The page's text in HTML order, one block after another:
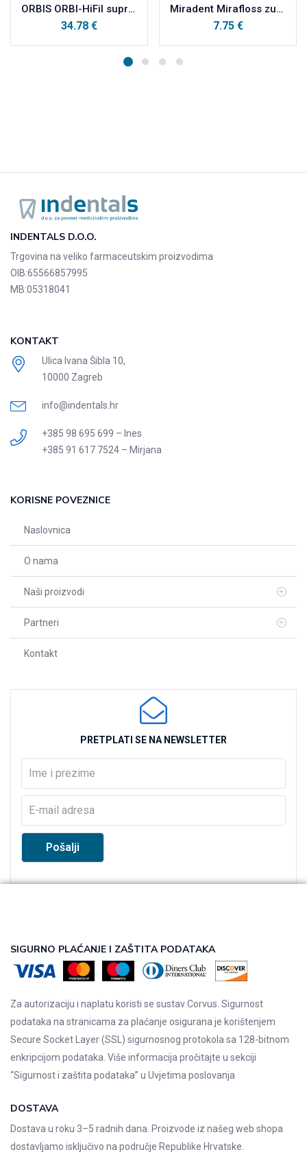
ORBIS ORBI-HiFil supremeX B2
34.78 €
Miradent Mirafloss zubni konac 20 m
7.75 €
INDENTALS D.O.O.
Trgovina na veliko farmaceutskim proizvodima
OIB:65566857995
MB:05318041
KONTAKT
Ulica Ivana Šibla 10,
10000 Zagreb
info@indentals.hr
+385 98 695 699 – Ines
+385 91 617 7524 – Mirjana
KORISNE POVEZNICE
Naslovnica
O nama
Naši proizvodi
Partneri
Kontakt
PRETPLATI SE NA NEWSLETTER
SIGURNO PLAĆANJE I ZAŠTITA PODATAKA
Za autorizaciju i naplatu koristi se sustav Corvus. Sigurnost
podataka na stranicama za plaćanje osigurana je korištenjem
Secure Socket Layer (SSL) sigurnosnog protokola sa 128-bitnom
enkripcijom podataka. Više informacija pročitajte u sekciji
“Sigurnost i zaštita podataka” u Uvjetima poslovanja
DOSTAVA
Dostava u roku 3–5 radnih dana. Proizvode iz našeg web shopa
dostavljamo isključivo na područje Republike Hrvatske.